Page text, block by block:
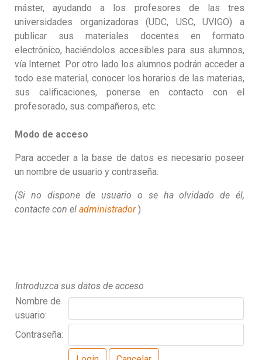
máster, ayudando a los profesores de las tres
universidades organizadoras (UDC, USC, UVIGO) a
publicar sus materiales docentes en formato
electrónico, haciéndolos accesibles para sus alumnos,
vía Internet. Por otro lado los alumnos podrán acceder a
todo ese material, conocer los horarios de las materias,
sus calificaciones, ponerse en contacto con el
profesorado, sus compañeros, etc.
Modo de acceso
Para acceder a la base de datos es necesario poseer
un nombre de usuario y contraseña.
(Si no dispone de usuario o se ha olvidado de él,
contacte con el administrador)
Introduzca sus datos de acceso
Nombre de
usuario:
Contraseña: